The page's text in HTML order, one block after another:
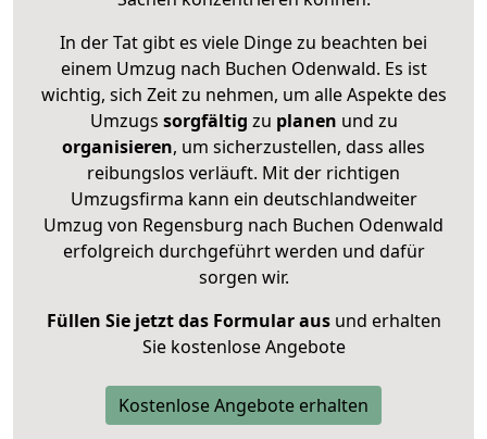
In der Tat gibt es viele Dinge zu beachten bei
einem Umzug nach Buchen Odenwald. Es ist
wichtig, sich Zeit zu nehmen, um alle Aspekte des
Umzugs sorgfältig zu planen und zu
organisieren, um sicherzustellen, dass alles
reibungslos verläuft. Mit der richtigen
Umzugsfirma kann ein deutschlandweiter
Umzug von Regensburg nach Buchen Odenwald
erfolgreich durchgeführt werden und dafür
sorgen wir.
Füllen Sie jetzt das Formular ausund erhalten
Sie kostenlose Angebote
Kostenlose Angebote erhalten